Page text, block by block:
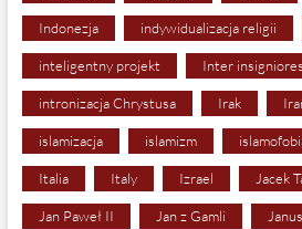
Indonezja indywidualizacja religii
inteligentny projekt Inter insigniores
intronizacja Chrystusa Irak
islamizacja islamizm
Italia Italy Izrael Jacek
Jan Paweł II Jan z Gamli